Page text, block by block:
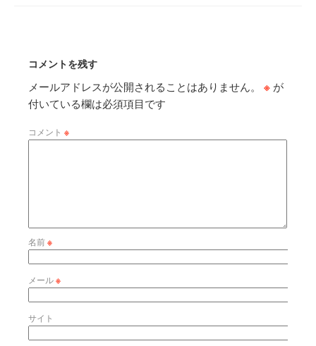
コメントを残す
メールアドレスが公開されることはありません。 ※ が
付いている欄は必須項目です
コメント ※
名前※
メール※
サイト